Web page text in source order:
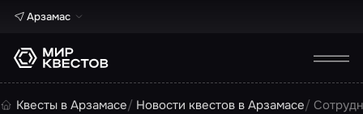
Арзамас
Квесты в Арзамасе Новости квестов в Арзамасе